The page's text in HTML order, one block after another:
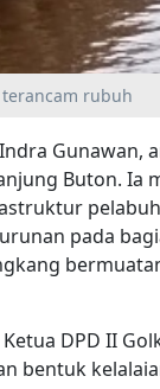
rubuh
Indra Gunawan,
Buton. Ia
pada
DPD II
bentuk